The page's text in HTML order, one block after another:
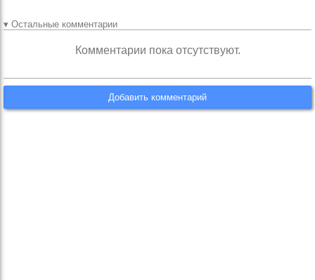
▾ Остальные комментарии
Комментарии пока отсутствуют.
Добавить комментарий